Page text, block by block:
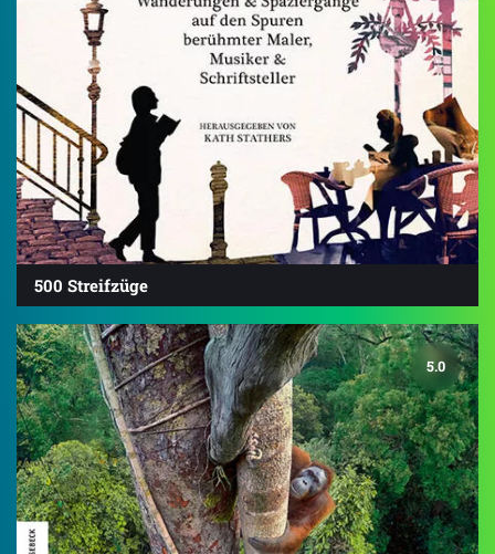
500 Streifzüge
5.0